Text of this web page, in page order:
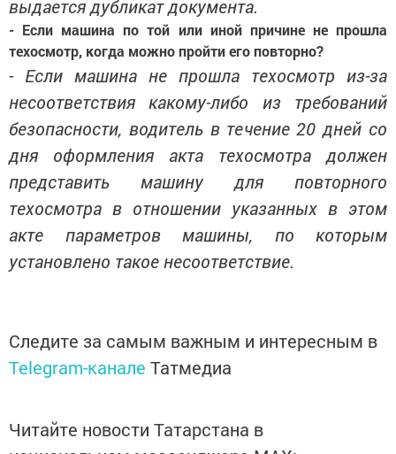
выдается дубликат документа.
- Если машина по той или иной причине не прошла
техосмотр, когда можно пройти его повторно?
- Если машина не прошла техосмотр из-за
несоответствия какому-либо из требований
безопасности, водитель в течение 20 дней со
дня оформления акта техосмотра должен
представить машину для повторного
техосмотра в отношении указанных в этом
акте параметров машины, по которым
установлено такое несоответствие.
Следите за самым важным и интересным в
Telegram-канале Татмедиа
Читайте новости Татарстана в